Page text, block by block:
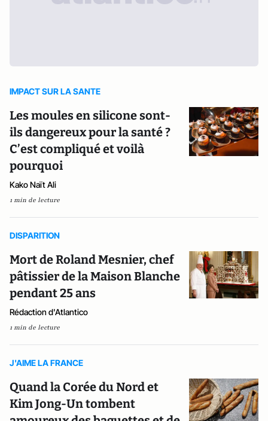
IMPACT SUR LA SANTE
Les moules en silicone sont-
ils dangereux pour la santé ?
C’est compliqué et voilà
pourquoi
Kako Naït Ali
1 min de lecture
DISPARITION
Mort de Roland Mesnier, chef
pâtissier de la Maison Blanche
pendant 25 ans
Rédaction d'Atlantico
1 min de lecture
J'AIME LA FRANCE
Quand la Corée du Nord et
Kim Jong-Un tombent